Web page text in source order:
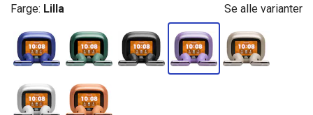
Farge: Lilla Se alle varianter